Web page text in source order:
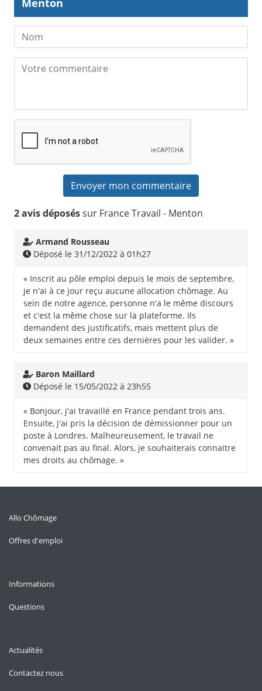
Menton
2 avis déposéssur France Travail - Menton
Armand Rousseau
Déposé le 31/12/2022 à 01h27
« Inscrit au pôle emploi depuis le mois de septembre,
je n'ai à ce jour reçu aucune allocation chômage. Au
sein de notre agence, personne n'a le même discours
et c'est la même chose sur la plateforme. Ils
demandent des justificatifs, mais mettent plus de
deux semaines entre ces dernières pour les valider. »
Baron Maillard
Déposé le 15/05/2022 à 23h55
« Bonjour, j'ai travaillé en France pendant trois ans.
Ensuite, j'ai pris la décision de démissionner pour un
poste à Londres. Malheureusement, le travail ne
convenait pas au final. Alors, je souhaiterais connaitre
mes droits au chômage. »
Allo Chômage
Offres d'emploi
Informations
Questions
Actualités
Contactez nous